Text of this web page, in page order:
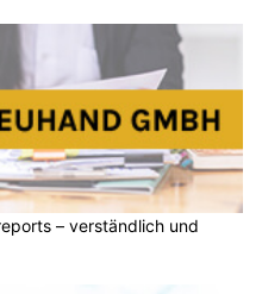
– verständlich und